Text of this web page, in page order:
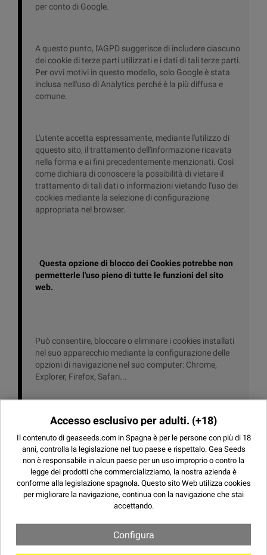
per conto di Google.
A questo punto, l'AGPD suggerisce di includere ciascuno
dei cookie di terze parti utilizzati e i dati di tali terze parti.
Per ovvi motivi in questo modello, solo Google è stata
inclusa nell'uso di Analytics perché è la più diffusa e
comune.
L'utente accetta espressamente, mediante l'utilizzo di
qquesto sito, il trattamento dell'informazione ricavata
nella forma e ai fini precedentemente menzionati. Così
come dichiara di conoscere la possibilità di vietare il
trattamento di tali dati o informazioni vietando l'uso dei
cookies mediante la selezione di configurazione
appropriata nel browser.
Questa opzione di blocco dei Cookies potrebbe non
permetterle l'uso pieno di tutte le funzioni del sito
web.
Può consentire, bloccare o eliminare i cookies installati
nel suo apparecchio mediante la configurazione delle
opzioni di navigazione nel suo computer: Chrome,
Explorer, Firefox, Safari...
Per qualsiasi dubbio su questa politica dei cookies, può
Elenco dei cookie che
utilizzano questo sito Web e la
sua funzione
Accesso esclusivo per adulti. (+18)
Il contenuto di geaseeds.com in Spagna è per le persone con più di 18
anni, controlla la legislazione nel tuo paese e rispettalo. Gea Seeds
non è responsabile in alcun paese per un uso improprio o contro la
legge dei prodotti che commercializziamo, la nostra azienda è
conforme alla legislazione spagnola. Questo sito Web utilizza cookies
per migliorare la navigazione, continua con la navigazione che stai
accettando.
Configura